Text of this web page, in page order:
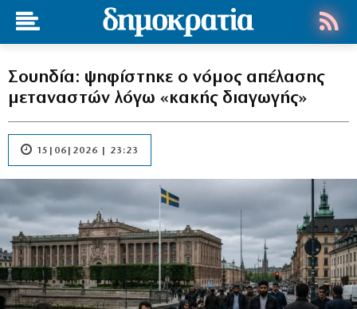
Σουηδία: ψηφίστηκε ο νόμος απέλασης
μεταναστών λόγω «κακής διαγωγής»
15|06|2026 | 23:23